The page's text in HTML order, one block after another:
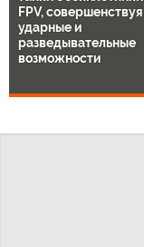
FPV, совершенствуя
ударные и
разведывательные
возможности